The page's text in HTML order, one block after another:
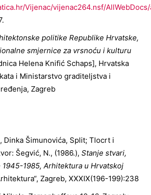
Vijenac/vijenac264.nsf/
politike Republike Hrvatske,
smjernice za vrsnoću i kulturu
Helena Knifić Schaps], Hrvatska
i Ministarstvo graditeljstva i
Zagreb
Dinka Šimunovića, Split; Tlocrt i
Šegvić, N., (1986.), Stanje stvari,
1985, Arhitektura u Hrvatskoj
Zagreb, XXXIX(196-199):238